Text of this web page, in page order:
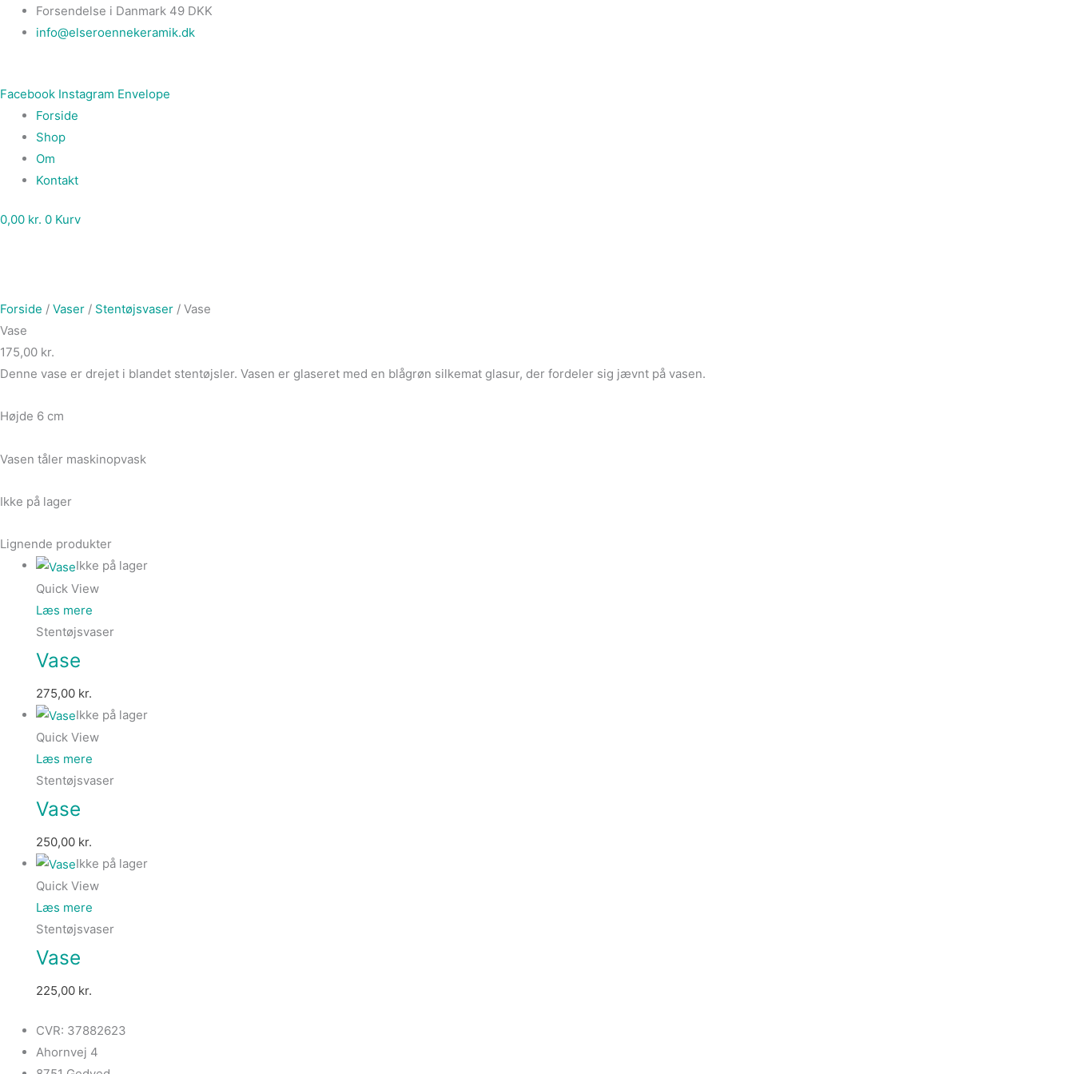
Forsendelse i Danmark 49 DKK
info@elseroennekeramik.dk
Facebook Instagram Envelope
Main
Menu
Forside
Shop
Om
Kontakt
0,00 kr. 0 Kurv
Forside / Vaser / Stentøjsvaser / Vase
Vase
175,00 kr.
Denne vase er drejet i blandet stentøjsler. Vasen er glaseret med en blågrøn silkemat glasur, der fordeler sig jævnt på vasen.
Højde 6 cm
Vasen tåler maskinopvask
Ikke på lager
Lignende produkter
Ikke på lager
Quick View
Læs mere
Stentøjsvaser
Vase
275,00 kr.
Ikke på lager
Quick View
Læs mere
Stentøjsvaser
Vase
250,00 kr.
Ikke på lager
Quick View
Læs mere
Stentøjsvaser
Vase
225,00 kr.
CVR: 37882623
Ahornvej 4